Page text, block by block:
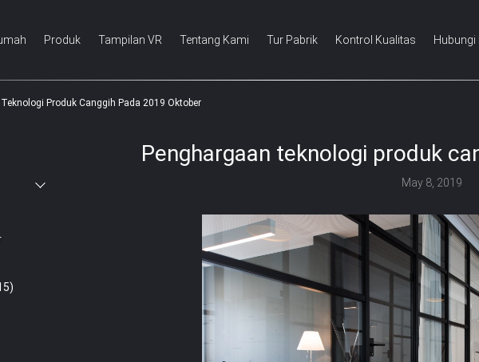
Produk Tampilan VR Tentang Kami Tur Pabrik Kontrol Kualitas Hubungi
Produk Canggih Pada 2019 Oktober
Penghargaan teknologi produk
May 8, 2019